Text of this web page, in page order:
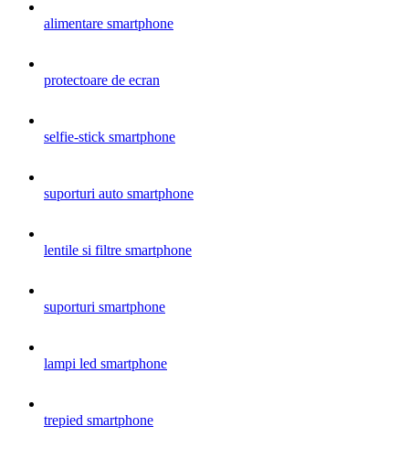
alimentare smartphone
protectoare de ecran
selfie-stick smartphone
suporturi auto smartphone
lentile si filtre smartphone
suporturi smartphone
lampi led smartphone
trepied smartphone